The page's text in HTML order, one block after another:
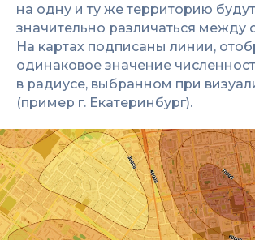
на одну и ту же территорию будут
значительно различаться между
На картах подписаны линии,
одинаковое значение
в радиусе, выбранном при
(пример г. Екатеринбург).